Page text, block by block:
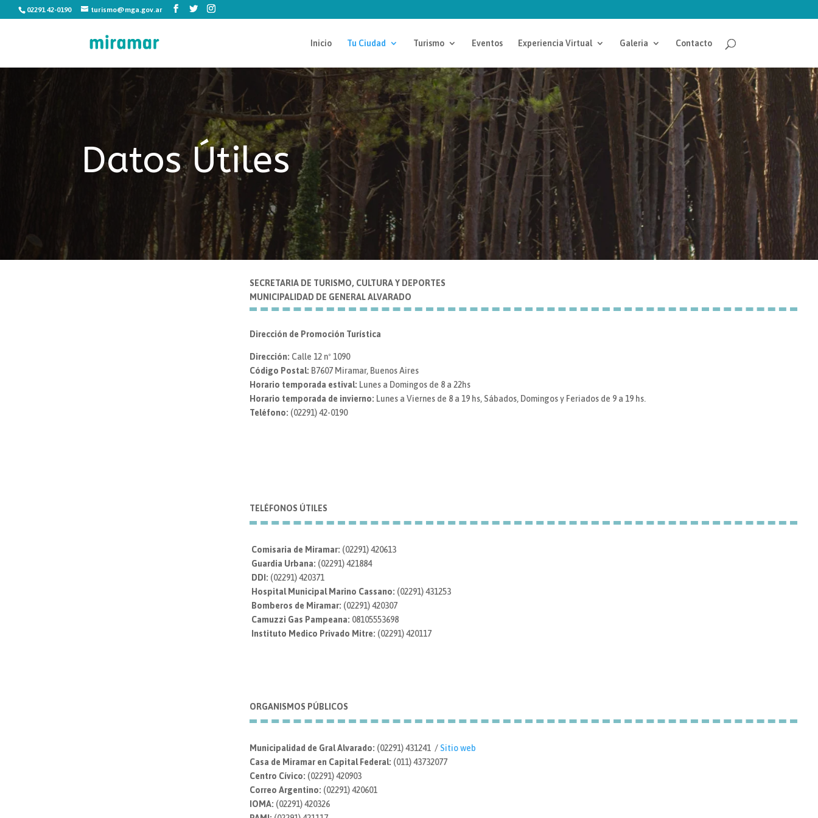
02291 42-0190 turismo@mga.gov.ar
Inicio Tu Ciudad Turismo Eventos Experiencia Virtual Galeria Contacto
Datos Útiles
SECRETARIA DE TURISMO, CULTURA Y DEPORTES
MUNICIPALIDAD DE GENERAL ALVARADO
Dirección de Promoción Turística
Dirección: Calle 12 nº 1090
Código Postal: B7607 Miramar, Buenos Aires
Horario temporada estival: Lunes a Domingos de 8 a 22hs
Horario temporada de invierno: Lunes a Viernes de 8 a 19 hs, Sábados, Domingos y Feriados de 9 a 19 hs.
Teléfono: (02291) 42-0190
TELÉFONOS ÚTILES
Comisaria de Miramar: (02291) 420613
Guardia Urbana: (02291) 421884
DDI: (02291) 420371
Hospital Municipal Marino Cassano: (02291) 431253
Bomberos de Miramar: (02291) 420307
Camuzzi Gas Pampeana: 08105553698
Instituto Medico Privado Mitre: (02291) 420117
ORGANISMOS PÚBLICOS
Municipalidad de Gral Alvarado: (02291) 431241 / Sitio web
Casa de Miramar en Capital Federal: (011) 43732077
Centro Cívico: (02291) 420903
Correo Argentino: (02291) 420601
IOMA: (02291) 420326